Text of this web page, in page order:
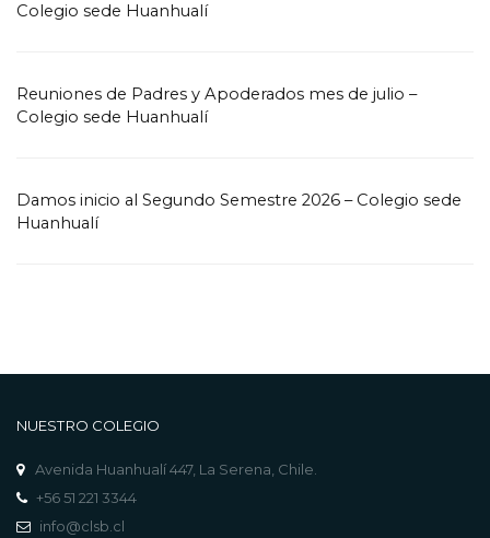
Colegio sede Huanhualí
Reuniones de Padres y Apoderados mes de julio –
Colegio sede Huanhualí
Damos inicio al Segundo Semestre 2026 – Colegio sede
Huanhualí
NUESTRO COLEGIO
Avenida Huanhualí 447, La Serena, Chile.
+56 51 221 3344
info@clsb.cl